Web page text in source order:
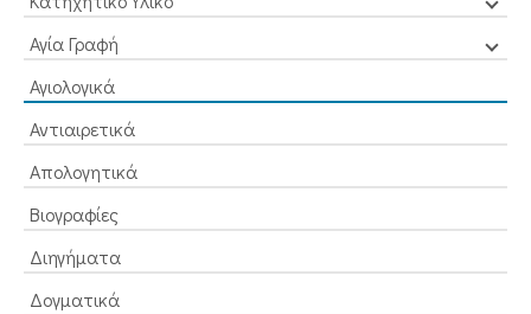
Αγία Γραφή
Αγιολογικά
Αντιαιρετικά
Απολογητικά
Βιογραφίες
Διηγήματα
Δογματικά